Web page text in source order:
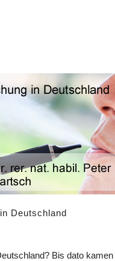
Deutschland
Bis dato kamen